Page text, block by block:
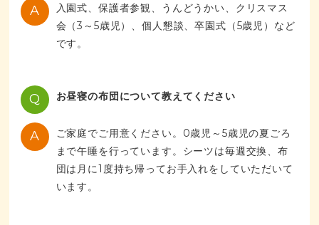
A
入園式、保護者参観、うんどうかい、クリスマス
会（3～5歳児）、個人懇談、卒園式（5歳児）など
です。
Q お昼寝の布団について教えてください
A
ご家庭でご用意ください。0歳児～5歳児の夏ごろ
まで午睡を行っています。シーツは毎週交換、布
団は月に1度持ち帰ってお手入れをしていただいて
います。